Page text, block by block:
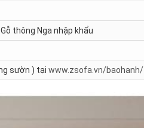
thông Nga nhập khẩu
sườn ) tại www.zsofa.vn/baohanh/